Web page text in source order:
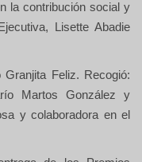
la contribución social y
Lisette Abadie
Granjita Feliz. Recogió:
Martos González y
y colaboradora en el